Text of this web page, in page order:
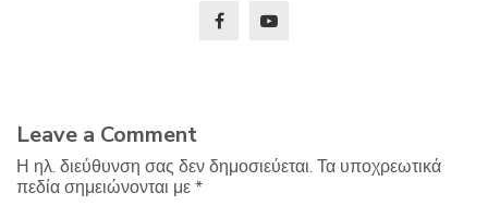
Leave a Comment
Η ηλ. διεύθυνση σας δεν δημοσιεύεται. Τα υποχρεωτικά
πεδία σημειώνονται με*